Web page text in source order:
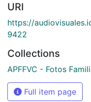
URI
https://
9422
Collections
APFFVC - Fotos
Full item page